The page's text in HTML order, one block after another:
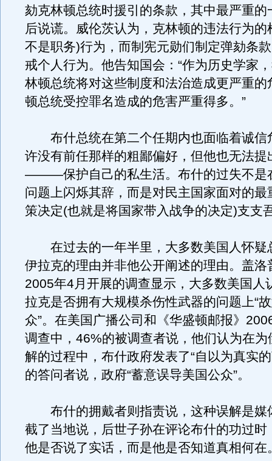
劾克林顿总统时援引的条款，其中最严重的
后说谎。威伦茨认为，克林顿的违法行为的
不是职务)行为，而制宪元勋们制定弹劾条
戒个人行为。他告知国会：“作为历史学家
林顿总统将对这些制度和法治造成更严重的
顿总统受控罪名造成的危害严重得多。”
布什总统在第二个任期内也面临着诚信
许没有前任那样的粗鄙偏好，但他也无法提
———保护自己的私生活。布什的过失不是
问题上闪烁其辞，而是对民主国家面对的最
策决定(也就是将国家带入战争的决定)支支
在过去的一年半里，大多数美国人怀疑
伊拉克的理由并非他公开阐述的理由。盖洛
2005年4月开展的调查显示，大多数美国人
拉克是否拥有大规模杀伤性武器的问题上“
众”。在美国广播公司和《华盛顿邮报》
调查中，46%的被调查者说，他们认为在为
解的过程中，布什政府发表了“自以为真实
的答问者说，政府“蓄意误导美国公众”。
布什的拥戴者则指责说，这种误解是媒
截了当地说，后世子孙在评论布什的功过时
他是否说了实话，而是他是否知道真相何在